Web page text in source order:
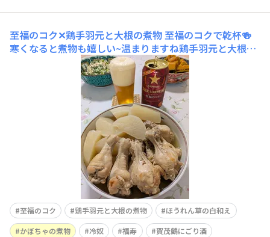
至福のコク✕鶏手羽元と大根の煮物至福のコクで乾杯🍻
寒くなると煮物も嬉しい~温まりますね鶏手羽元と大根の
煮物、ほうれん草の白和え、かぼちゃの煮物、そして冷奴
を楽しみました美味しかったです ご馳走さまでした🙏 そ
して今回の日本酒賀茂鶴 にごり酒広島県東広島市にある
酒蔵、賀茂鶴酒造さんのお酒です「すっきり
至福のコク 鶏手羽元と大根の煮物
ほうれん草の白和え
かぼちゃの煮物
冷奴 福寿
賀茂鶴にごり酒